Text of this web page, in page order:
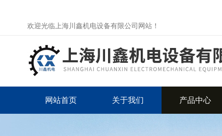
欢迎光临上海川鑫机电设备有限公司网站！
网站首页 关于我们 产品中心